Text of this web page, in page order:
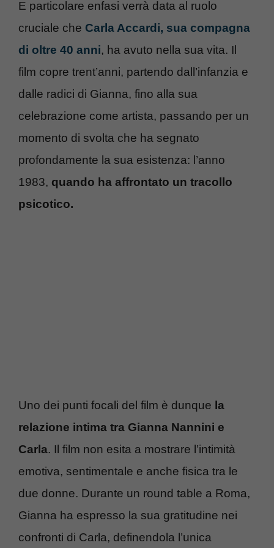
E particolare enfasi verrà data al ruolo
cruciale che Carla Accardi, sua compagna
di oltre 40 anni, ha avuto nella sua vita. Il
film copre trent’anni, partendo dall’infanzia e
dalle radici di Gianna, fino alla sua
celebrazione come artista, passando per un
momento di svolta che ha segnato
profondamente la sua esistenza: l’anno
1983, quando ha affrontato un tracollo
psicotico.
Uno dei punti focali del film è dunque la
relazione intima tra Gianna Nannini e
Carla. Il film non esita a mostrare l’intimità
emotiva, sentimentale e anche fisica tra le
due donne. Durante un round table a Roma,
Gianna ha espresso la sua gratitudine nei
confronti di Carla, definendola l’unica